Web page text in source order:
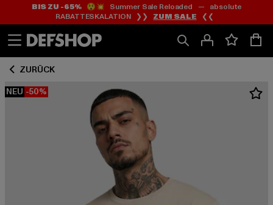
Zum
Inhalt
springen
Zum
Fußzeile
springen
BIS ZU -65%😲💥 Summer Sale Reloaded — absolute
RABATTESKALATION ❯❯ ZUM SALE ❮❮
ZURÜCK
NEU -50%